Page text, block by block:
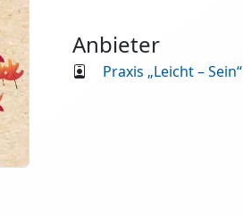
Anbieter
Praxis „Leicht – Sein“